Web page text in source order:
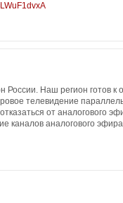
России. Наш регион готов к
телевидение
от аналогового
каналов аналогового